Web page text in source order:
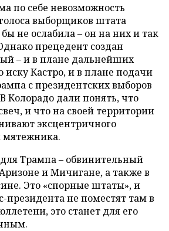
по себе невозможность
выборщиков штата
не ослабила – он на них и так
прецедент создан
– и в плане дальнейших
Кастро, и в плане подачи
с президентских выборов
Колорадо дали понять, что
и что на своей территории
эксцентричного
мятежника.
Трампа – обвинительный
и Мичигане, а также в
Это «спорные штаты», и
президента не поместят там в
это станет для его